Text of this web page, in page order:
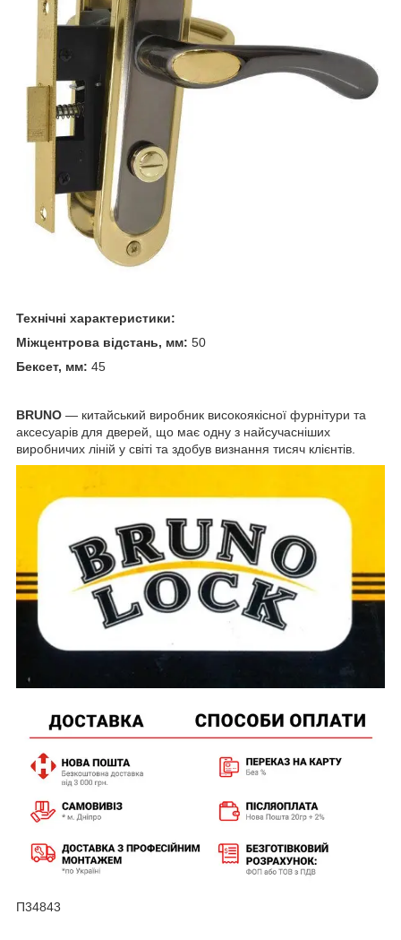
Технічні характеристики:
Міжцентрова відстань, мм: 50
Бексет, мм: 45
BRUNO — китайський виробник високоякісної фурнітури та
аксесуарів для дверей, що має одну з найсучасніших
виробничих ліній у світі та здобув визнання тисяч клієнтів.
П34843